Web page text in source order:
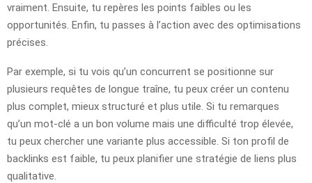
vraiment. Ensuite, tu repères les points faibles ou les
opportunités. Enfin, tu passes à l’action avec des optimisations
précises.
Par exemple, si tu vois qu’un concurrent se positionne sur
plusieurs requêtes de longue traîne, tu peux créer un contenu
plus complet, mieux structuré et plus utile. Si tu remarques
qu’un mot-clé a un bon volume mais une difficulté trop élevée,
tu peux chercher une variante plus accessible. Si ton profil de
backlinks est faible, tu peux planifier une stratégie de liens plus
qualitative.